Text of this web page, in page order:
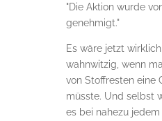
"Die Aktion wurde
genehmigt."
Es wäre jetzt
wahnwitzig, wenn
von Stoffresten eine
müsste. Und selbst
es bei nahezu